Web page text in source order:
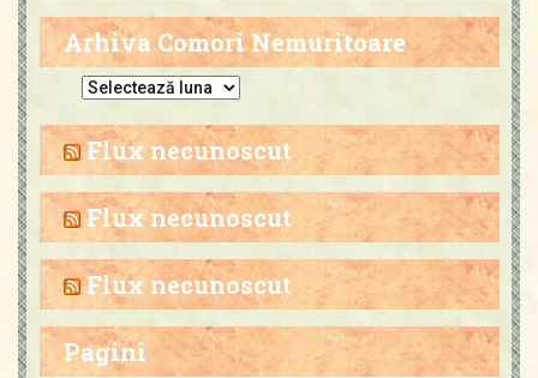
Arhiva Comori Nemuritoare
h
i
a
C
o
m
Flux necunoscut
Flux necunoscut
Flux necunoscut
Pagini